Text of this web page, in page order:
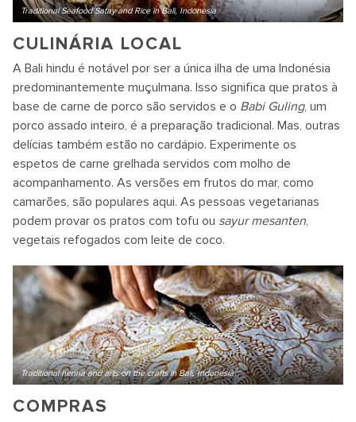
Traditional Seafood Satay and Rice in Bali, Indonesia
CULINÁRIA LOCAL
A Bali hindu é notável por ser a única ilha de uma Indonésia
predominantemente muçulmana. Isso significa que pratos à
base de carne de porco são servidos e o Babi Guling, um
porco assado inteiro, é a preparação tradicional. Mas, outras
delícias também estão no cardápio. Experimente os
espetos de carne grelhada servidos com molho de
acompanhamento. As versões em frutos do mar, como
camarões, são populares aqui. As pessoas vegetarianas
podem provar os pratos com tofu ou sayur mesanten,
vegetais refogados com leite de coco.
Traditional henna and arts on the crafts in Bali, Indonesia
COMPRAS